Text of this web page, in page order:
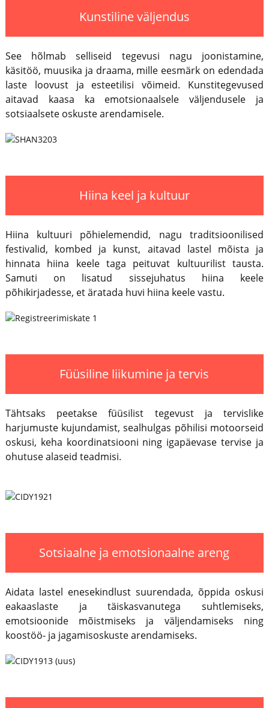
Kunstiline väljendus
See hõlmab selliseid tegevusi nagu joonistamine,
käsitöö, muusika ja draama, mille eesmärk on edendada
laste loovust ja esteetilisi võimeid. Kunstitegevused
aitavad kaasa ka emotsionaalsele väljendusele ja
sotsiaalsete oskuste arendamisele.
Hiina keel ja kultuur
Hiina kultuuri põhielemendid, nagu traditsioonilised
festivalid, kombed ja kunst, aitavad lastel mõista ja
hinnata hiina keele taga peituvat kultuurilist tausta.
Samuti on lisatud sissejuhatus hiina keele
põhikirjadesse, et äratada huvi hiina keele vastu.
Füüsiline liikumine ja tervis
Tähtsaks peetakse füüsilist tegevust ja tervislike
harjumuste kujundamist, sealhulgas põhilisi motoorseid
oskusi, keha koordinatsiooni ning igapäevase tervise ja
ohutuse alaseid teadmisi.
Sotsiaalne ja emotsionaalne areng
Aidata lastel enesekindlust suurendada, õppida oskusi
eakaaslaste ja täiskasvanutega suhtlemiseks,
emotsioonide mõistmiseks ja väljendamiseks ning
koostöö- ja jagamisoskuste arendamiseks.